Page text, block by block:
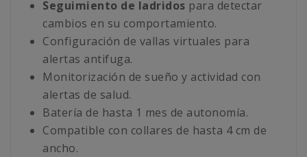
Seguimiento de ladridos para detectar
cambios en su comportamiento.
Configuración de vallas virtuales para
alertas antifuga.
Monitorización de sueño y actividad con
alertas de salud.
Batería de hasta 1 mes de autonomía.
Compatible con collares de hasta 4 cm de
ancho.